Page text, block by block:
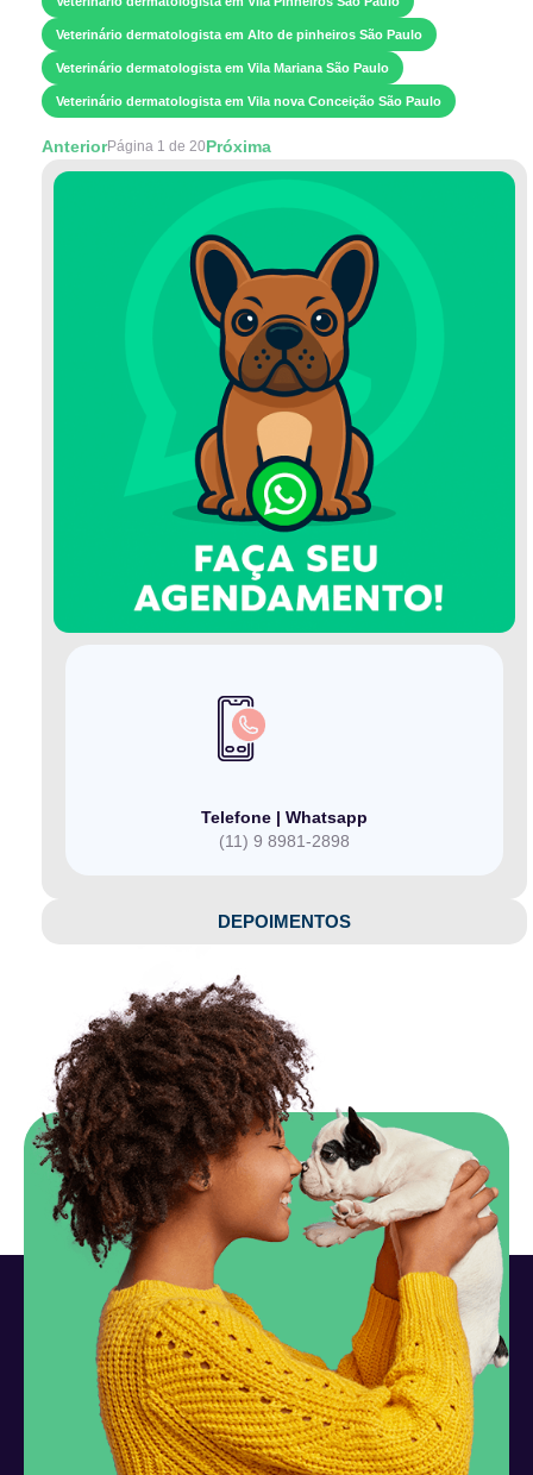
Veterinário dermatologista em Alto de pinheiros São Paulo
Veterinário dermatologista em Vila Mariana São Paulo
Veterinário dermatologista em Vila nova Conceição São Paulo
AnteriorPágina 1 de 20Próxima
Telefone | Whatsapp
(11) 9 8981-2898
DEPOIMENTOS​